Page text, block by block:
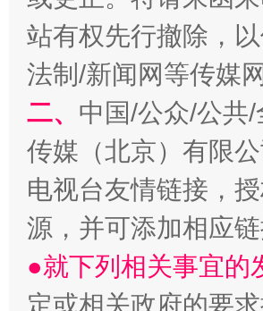
揭开“小金库”的免责幌子
受贿1.44亿！段成刚被判无期
站有权先行撤除，
法制/新闻网等传媒
二、 中国/公众/公共
传媒（北京）有限
电视台友情链接，
源，并可添加相应链
●就下列相关事宜
定或相关政府的要